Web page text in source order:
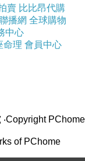
近，保有適
賣 比比昂代購
播網 全球購物
中心
命理 會員中心
‧Copyright PChome
of PChome